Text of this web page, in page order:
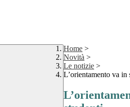
Home >
Novità >
Le notizie >
L’orientamento va in